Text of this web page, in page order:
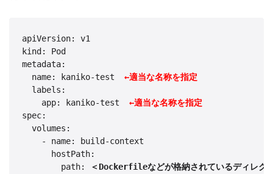
apiVersion: v1
kind: Pod
metadata:
  name: kaniko-test
←適当な名称を指定
  labels:
    app: kaniko-test
←適当な名称を指定
spec:
  volumes:
    - name: build-context
      hostPath:
        path:
＜Dockerfileなどが格納されているディレク